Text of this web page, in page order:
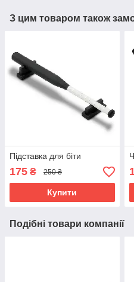
З цим товаром також
Підставка для біти
175 ₴ 250 ₴
Купити
Подібні товари компанії